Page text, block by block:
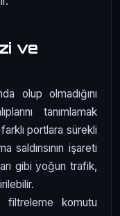
ve
olup olmadığını
tanımlamak
portlara sürekli
işareti
gibi yoğun trafik,
filtreleme komutu